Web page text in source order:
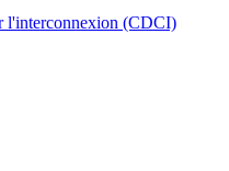
l'interconnexion (CDCI)